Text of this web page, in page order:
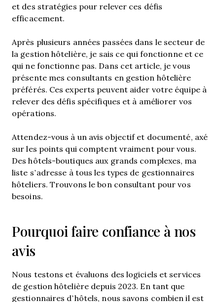
et des stratégies pour relever ces défis
efficacement.
Après plusieurs années passées dans le secteur de
la gestion hôtelière, je sais ce qui fonctionne et ce
qui ne fonctionne pas. Dans cet article, je vous
présente mes consultants en gestion hôtelière
préférés. Ces experts peuvent aider votre équipe à
relever des défis spécifiques et à améliorer vos
opérations.
Attendez-vous à un avis objectif et documenté, axé
sur les points qui comptent vraiment pour vous.
Des hôtels-boutiques aux grands complexes, ma
liste s’adresse à tous les types de gestionnaires
hôteliers. Trouvons le bon consultant pour vos
besoins.
Pourquoi faire confiance à nos
avis
Nous testons et évaluons des logiciels et services
de gestion hôtelière depuis 2023. En tant que
gestionnaires d’hôtels, nous savons combien il est